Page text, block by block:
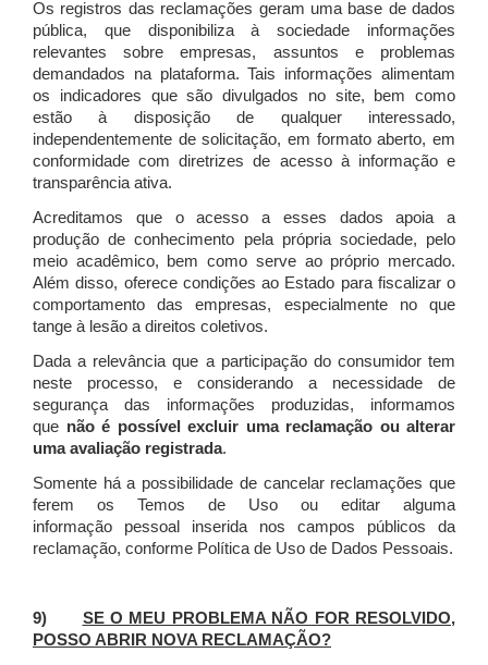
Os registros das reclamações geram uma base de dados
pública, que disponibiliza à sociedade informações
relevantes sobre empresas, assuntos e problemas
demandados na plataforma. Tais informações alimentam
os indicadores que são divulgados no site, bem como
estão à disposição de qualquer interessado,
independentemente de solicitação, em formato aberto, em
conformidade com diretrizes de acesso à informação e
transparência ativa.
Acreditamos que o acesso a esses dados apoia a
produção de conhecimento pela própria sociedade, pelo
meio acadêmico, bem como serve ao próprio mercado.
Além disso, oferece condições ao Estado para fiscalizar o
comportamento das empresas, especialmente no que
tange à lesão a direitos coletivos.
Dada a relevância que a participação do consumidor tem
neste processo, e considerando a necessidade de
segurança das informações produzidas, informamos
que não é possível excluir uma reclamação ou alterar
uma avaliação registrada.
Somente há a possibilidade de cancelar reclamações que
ferem os Temos de Uso ou editar alguma
informação pessoal inserida nos campos públicos da
reclamação, conforme Política de Uso de Dados Pessoais.
9) SE O MEU PROBLEMA NÃO FOR RESOLVIDO,
POSSO ABRIR NOVA RECLAMAÇÃO?